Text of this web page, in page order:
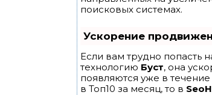
поисковых системах.
Ускорение
Если вам трудно попасть
технологию Буст, она
появляются уже в
в Топ10 за месяц, то в